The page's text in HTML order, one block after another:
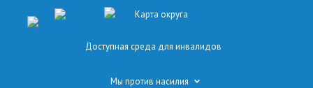
Карта округа
Доступная среда для инвалидов
Мы против насилия